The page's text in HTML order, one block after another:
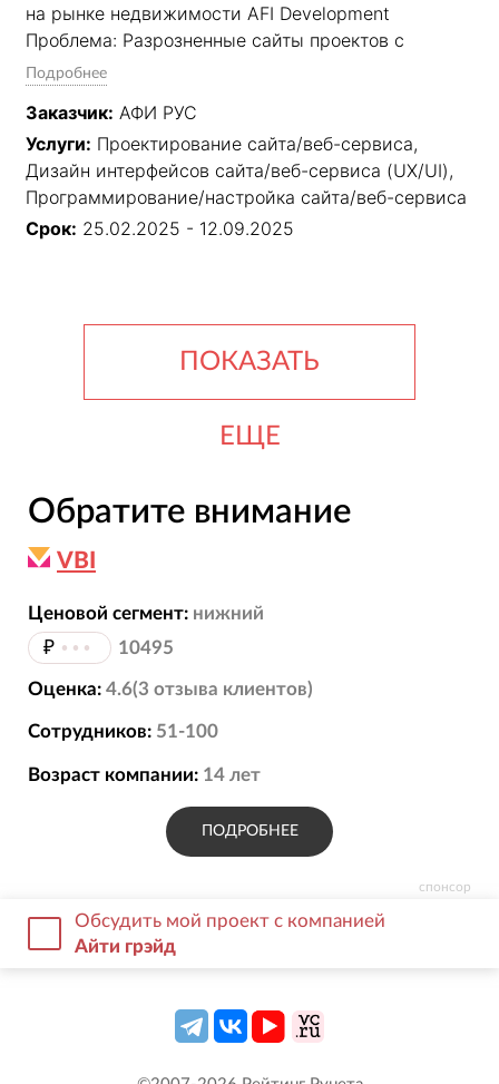
на рынке недвижимости AFI Development
Проблема: Разрозненные сайты проектов с
разным UX. Сложная поддержка легаси-кода.
нагрузка на сервер в пиковые периоды продаж.
Решение:
Объединена информация с 8 сайтов в единый
проект, разработано более 40 страниц и
элементов, оптимизированы запросы к бэк
Подробнее
Заказчик: АФИ РУС
Услуги: Проектирование сайта/веб-сервиса,
Дизайн интерфейсов сайта/веб-сервиса (UX/UI),
Программирование/настройка сайта/веб-сервиса
Срок: 25.02.2025 - 12.09.2025
ПОКАЗАТЬ
ЕЩЕ
спонсор
Обратите внимание
VBI
Ценовой сегмент: нижний
₽ ••• 10495
Оценка: 4.6(3 отзыва клиентов)
Сотрудников: 51-100
Возраст компании: 14 лет
ПОДРОБНЕЕ
Обсудить мой проект с компанией
Айти грэйд